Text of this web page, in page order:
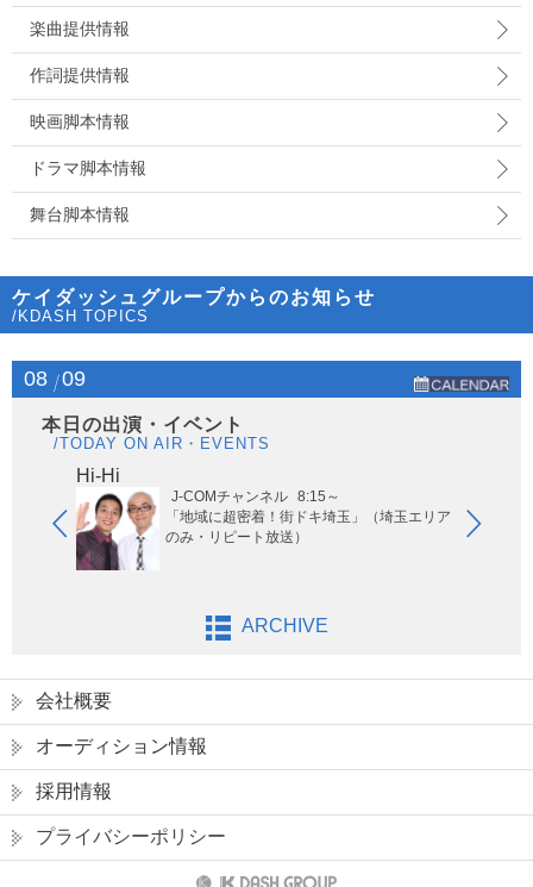
楽曲提供情報
作詞提供情報
映画脚本情報
ドラマ脚本情報
舞台脚本情報
ケイダッシュグループからのお知らせ
/KDASH TOPICS
08 09
本日の出演・イベント
/TODAY ON AIR・EVENTS
Hi-Hi
J-COMチャンネル 8:15～
「地域に超密着！街ドキ埼玉」（埼玉エリア
のみ・リピート放送）
ARCHIVE
会社概要
オーディション情報
採用情報
プライバシーポリシー